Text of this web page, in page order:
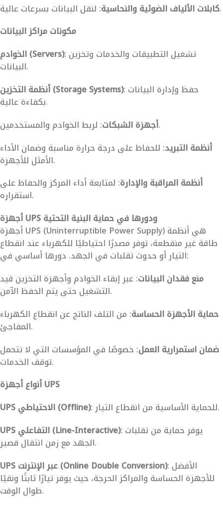
كابلات الألياف الضوئية والنحاسية: لنقل البيانات بسرعات عالية.
مكونات مراكز البيانات
الخوادم (Servers): تشغيل التطبيقات والخدمات وتخزين
البيانات.
أنظمة التخزين (Storage Systems): حفظ وإدارة البيانات
بكفاءة عالية.
أجهزة الشبكات: لربط الخوادم والمستخدمين.
أنظمة التبريد: للحفاظ على درجة حرارة مناسبة وضمان الأداء
الأمثل للأجهزة.
أنظمة المراقبة والإدارة: لمتابعة أداء المركز والحفاظ على
استقراره.
أجهزة UPS ودورها في حماية البنية التحتية
أجهزة UPS (Uninterruptible Power Supply) هي أنظمة
طاقة غير منقطعة، توفر مصدرًا احتياطيًا للكهرباء عند انقطاع
التيار أو حدوث تقلبات في الجهد. دورها أساسي في:
منع فقدان البيانات: عبر إبقاء الخوادم وأجهزة التخزين قيد
التشغيل حتى يتم الحفظ الآمن.
حماية الأجهزة الحساسة: من التلف الناتج عن انقطاع الكهرباء
المفاجئ.
ضمان استمرارية العمل: خصوصًا في المؤسسات التي لا تتحمل
توقف الخدمات.
أنواع أجهزة UPS
UPS الاحتياطي (Offline)
: للحماية الأساسية من انقطاع التيار.
UPS التفاعلي (Line-Interactive): يوفر حماية من تقلبات
الجهد مع زمن انتقال قصير.
UPS عبر الإنترنت (Online Double Conversion): الأفضل
للأجهزة الحساسة والمراكز الحرجة، حيث يوفر تيارًا ثابتًا ونقيًا
طوال الوقت.